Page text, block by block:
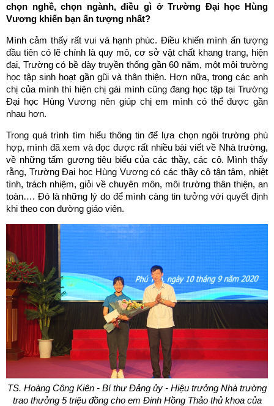
chọn nghề, chọn ngành, điều gì ở Trường Đại học Hùng
Vương khiến bạn ấn tượng nhất?
Mình cảm thấy rất vui và hạnh phúc. Điều khiến mình ấn tượng
đầu tiên có lẽ chính là quy mô, cơ sở vật chất khang trang, hiện
đại, Trường có bề dày truyền thống gần 60 năm, một môi trường
học tập sinh hoạt gần gũi và thân thiện. Hơn nữa, trong các anh
chị của mình thì hiện chị gái mình cũng đang học tập tại Trường
Đại học Hùng Vương nên giúp chị em mình có thể được gần
nhau hơn.
Trong quá trình tìm hiểu thông tin để lựa chọn ngôi trường phù
hợp, mình đã xem và đọc được rất nhiều bài viết về Nhà trường,
về những tấm gương tiêu biểu của các thầy, các cô. Mình thấy
rằng, Trường Đại học Hùng Vương có các thầy cô tận tâm, nhiệt
tình, trách nhiệm, giỏi về chuyên môn, môi trường thân thiện, an
toàn…. Đó là những lý do để mình càng tin tưởng với quyết định
khi theo con đường giáo viên.
TS. Hoàng Công Kiên - Bí thư Đảng ủy - Hiệu trưởng Nhà trường
trao thưởng 5 triệu đồng cho em Đinh Hồng Thảothủ khoa của